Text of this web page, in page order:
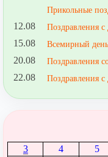
Прикольные
12.08 Поздравления
15.08 Всемирный
20.08 Поздравления
22.08 Поздравления
3
4 5